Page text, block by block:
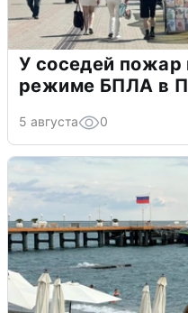
У соседей пожар
режиме БПЛА в
5 августа 0